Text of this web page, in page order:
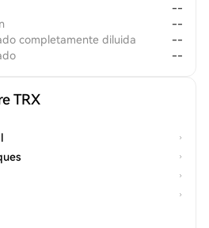
--
--
completamente diluida
--
--
TRX